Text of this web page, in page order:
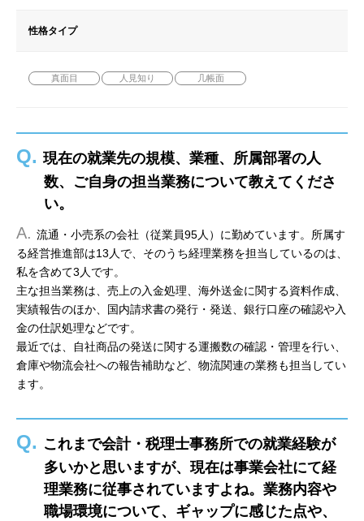
性格タイプ
真面目 人見知り 几帳面
Q. 現在の就業先の規模、業種、所属部署の人
数、ご自身の担当業務について教えてくださ
い。
A. 流通・小売系の会社（従業員95人）に勤めています。所属す
る経営推進部は13人で、そのうち経理業務を担当しているのは、
私を含めて3人です。
主な担当業務は、売上の入金処理、海外送金に関する資料作成、
実績報告のほか、国内請求書の発行・発送、銀行口座の確認や入
金の仕訳処理などです。
最近では、自社商品の発送に関する運搬数の確認・管理を行い、
倉庫や物流会社への報告補助など、物流関連の業務も担当してい
ます。
Q. これまで会計・税理士事務所での就業経験が
多いかと思いますが、現在は事業会社にて経
理業務に従事されていますよね。業務内容や
職場環境について、ギャップに感じた点や、